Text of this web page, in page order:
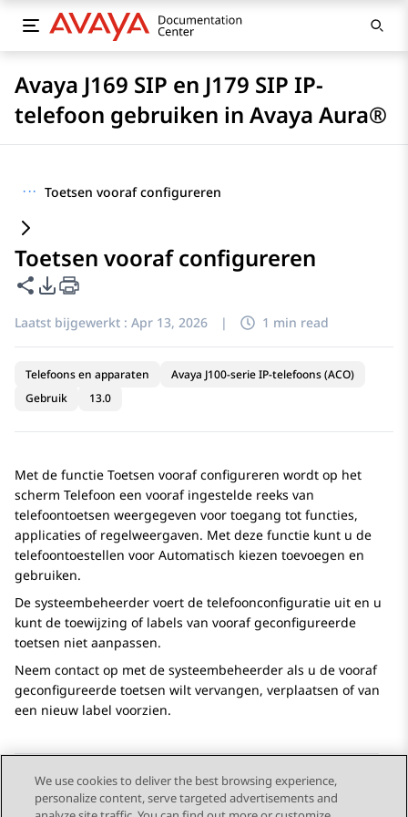
Avaya J169 SIP en J179 SIP IP-
telefoon gebruiken in Avaya Aura®
··· Toetsen vooraf configureren
Toetsen vooraf configureren
Deze pagina delen
Opties voor PDF exporteren
Laatst bijgewerkt : Apr 13, 2026 | 1 min read
Telefoons en apparaten
Avaya J100-serie IP-telefoons (ACO)
Gebruik
13.0
Met de functie Toetsen vooraf configureren wordt op het
scherm Telefoon een vooraf ingestelde reeks van
telefoontoetsen weergegeven voor toegang tot functies,
applicaties of regelweergaven. Met deze functie kunt u de
telefoontoestellen voor Automatisch kiezen toevoegen en
gebruiken.
De systeembeheerder voert de telefoonconfiguratie uit en u
kunt de toewijzing of labels van vooraf geconfigureerde
toetsen niet aanpassen.
Neem contact op met de systeembeheerder als u de vooraf
geconfigureerde toetsen wilt vervangen, verplaatsen of van
een nieuw label voorzien.
Send Feedback
We use cookies to deliver the best browsing experience,
personalize content, serve targeted advertisements and